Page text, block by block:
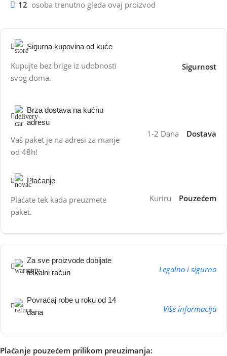
12 osoba trenutno gleda ovaj proizvod
Sigurna kupovina od kuće
Kupujte bez brige iz udobnosti
svog doma.
Sigurnost
Brza dostava na kućnu
adresu
Vaš paket je na adresi za manje
od 48h!
1-2 Dana Dostava
Plaćanje
Plaćate tek kada preuzmete
paket.
Kuriru Pouzećem
Za sve proizvode dobijate
fiskalni račun
Legalno i sigurno
Povraćaj robe u roku od 14
dana
Više informacija
Plaćanje pouzećem prilikom preuzimanja: